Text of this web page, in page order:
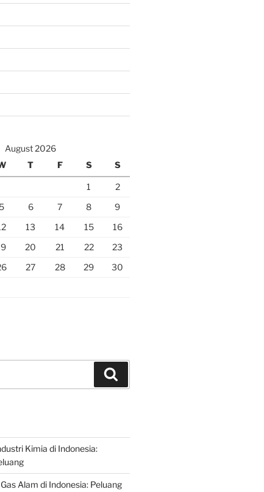
August 2026
T F S S
1
2
5 6 7 8
9
13 14 15
16
20 21 22
23
27 28 29
30
Kimia di Indonesia:
Alam di Indonesia: Peluang